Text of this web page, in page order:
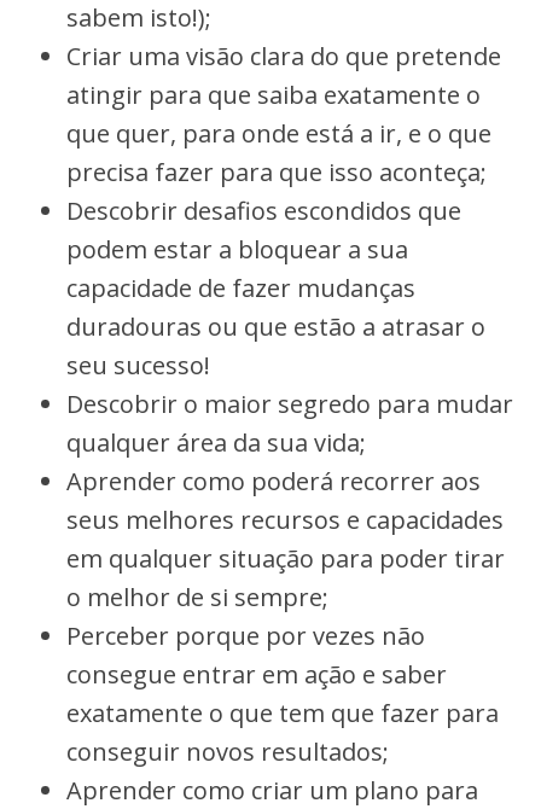
sabem isto!);
Criar uma visão clara do que pretende
atingir para que saiba exatamente o
que quer, para onde está a ir, e o que
precisa fazer para que isso aconteça;
Descobrir desafios escondidos que
podem estar a bloquear a sua
capacidade de fazer mudanças
duradouras ou que estão a atrasar o
seu sucesso!
Descobrir o maior segredo para mudar
qualquer área da sua vida;
Aprender como poderá recorrer aos
seus melhores recursos e capacidades
em qualquer situação para poder tirar
o melhor de si sempre;
Perceber porque por vezes não
consegue entrar em ação e saber
exatamente o que tem que fazer para
conseguir novos resultados;
Aprender como criar um plano para